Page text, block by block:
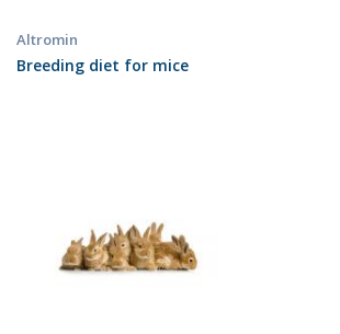
Altromin
Breeding diet for mice